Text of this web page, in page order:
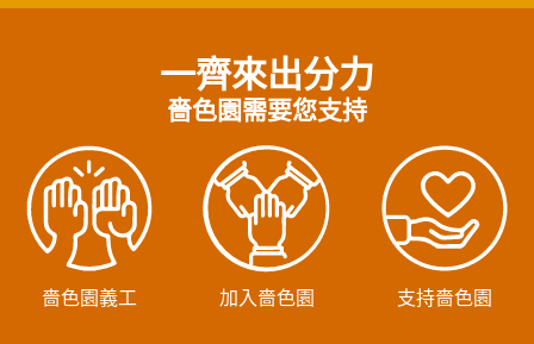
一齊來出分力
嗇色園需要您支持
嗇色園義工 加入嗇色園 支持嗇色園